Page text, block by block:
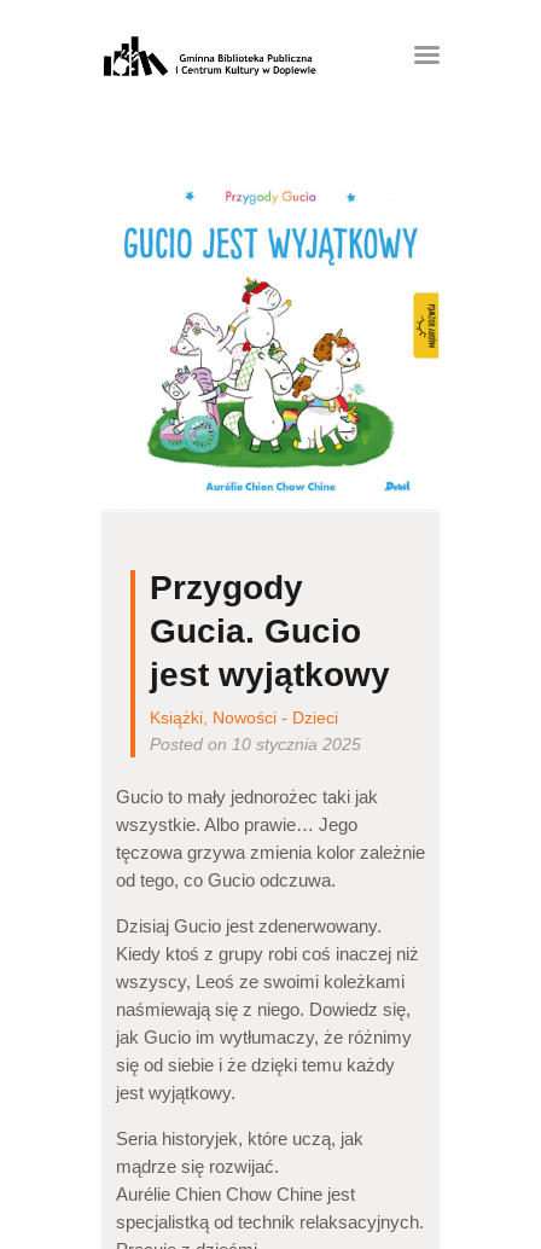
Przygody
Gucia. Gucio
jest wyjątkowy
Książki Nowości - Dzieci
Posted on 10 stycznia 2025
Gucio to mały jednorożec taki jak
wszystkie. Albo prawie… Jego
tęczowa grzywa zmienia kolor zależnie
od tego, co Gucio odczuwa.
Dzisiaj Gucio jest zdenerwowany.
Kiedy ktoś z grupy robi coś inaczej niż
wszyscy, Leoś ze swoimi koleżkami
naśmiewają się z niego. Dowiedz się,
jak Gucio im wytłumaczy, że różnimy
się od siebie i że dzięki temu każdy
jest wyjątkowy.
Seria historyjek, które uczą, jak
mądrze się rozwijać.
Aurélie Chien Chow Chine jest
specjalistką od technik relaksacyjnych.